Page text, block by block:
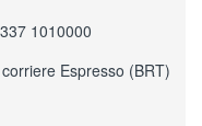
1010000
Espresso (BRT)